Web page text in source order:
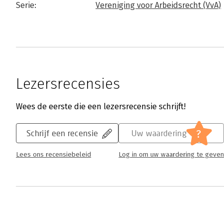
Serie:
Vereniging voor Arbeidsrecht (VvA)
Lezersrecensies
Wees de eerste die een lezersrecensie schrijft!
Schrijf een recensie
Lees ons recensiebeleid
Uw waardering ?
Log in om uw waardering te geven